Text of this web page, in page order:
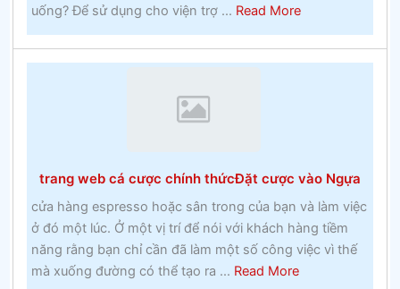
vào
những
uống? Để sử dụng cho viện trợ ... Read Moreabout
Hoạt
động
truyền
–
Thực
tế
trang web cá cược chính thứcĐặt cược vào Ngựa
cửa hàng espresso hoặc sân trong của bạn và làm việc
ở đó một lúc. Ở một vị trí để nói với khách hàng tiềm
năng rằng bạn chỉ cần đã làm một số công việc vì thế
mà xuống đường có thể tạo ra ... Read Moreabout